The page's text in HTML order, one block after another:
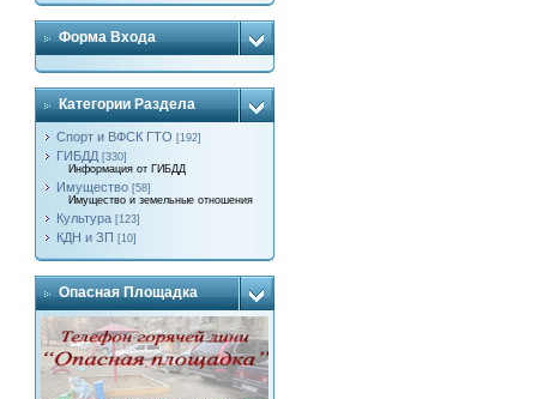
Форма Входа
Категории Раздела
Спорт и ВФСК ГТО [192]
ГИБДД [330]
Информация от ГИБДД
Имущество [58]
Имущество и земельные отношения
Культура [123]
КДН и ЗП [10]
Опасная Площадка